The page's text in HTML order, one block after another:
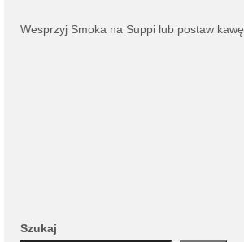
Wesprzyj Smoka na Suppi lub postaw kawę
Szukaj